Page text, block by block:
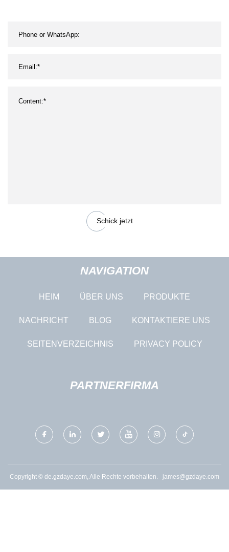
Schick jetzt
NAVIGATION
HEIM ÜBER UNS PRODUKTE
NACHRICHT BLOG KONTAKTIERE UNS
SEITENVERZEICHNIS PRIVACY POLICY
PARTNERFIRMA
Copyright © de.gzdaye.com, Alle Rechte vorbehalten. james@gzdaye.com